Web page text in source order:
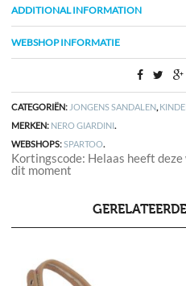
ADDITIONAL INFORMATION
WEBSHOP INFORMATIE
CATEGORIËN: JONGENS SANDALEN,
MERKEN: NERO GIARDINI.
WEBSHOPS:SPARTOO.
Kortingscode: Helaas heeft
dit moment